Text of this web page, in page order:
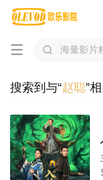
 
搜索到与“赵聪”